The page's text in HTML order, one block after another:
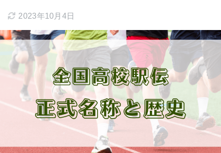
2023年10月4日